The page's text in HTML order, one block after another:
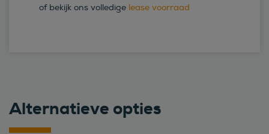
of bekijk ons volledige lease voorraad
Alternatieve opties